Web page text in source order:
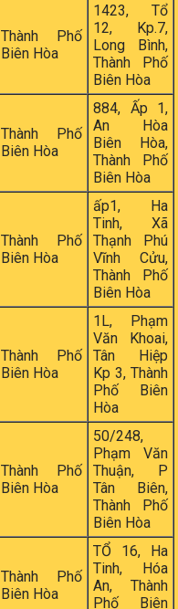
Thành Phố
Biên Hòa
1423, Tổ
12, Kp.7,
Long Bình,
Thành Phố
Biên Hòa
Thành Phố
Biên Hòa
884, Ấp 1,
An Hòa
Biên Hòa,
Thành Phố
Biên Hòa
Thành Phố
Biên Hòa
ấp1, Ha
Tinh, Xã
Thạnh Phú
Vĩnh Cửu,
Thành Phố
Biên Hòa
Thành Phố
Biên Hòa
1L, Phạm
Văn Khoai,
Tân Hiệp
Kp 3, Thành
Phố Biên
Hòa
Thành Phố
Biên Hòa
50/248,
Phạm Văn
Thuận, P
Tân Biên,
Thành Phố
Biên Hòa
Thành Phố
Biên Hòa
TỔ 16, Ha
Tinh, Hóa
An, Thành
Phố Biên